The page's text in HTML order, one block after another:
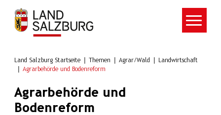
Zum Hauptinhalt springen
Land Salzburg Startseite Themen Agrar/Wald
Landwirtschaft
Agrarbehörde und Bodenreform
Agrarbehörde und
Bodenreform